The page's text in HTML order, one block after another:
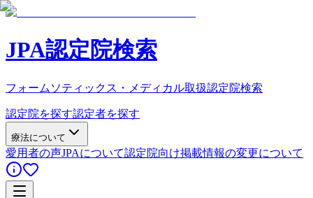
JPA認定院検索
フォームソティックス・メディカル取扱認定院検索
認定院を探す認定者を探す
療法について
愛用者の声JPAについて認定院向け掲載情報の変更について